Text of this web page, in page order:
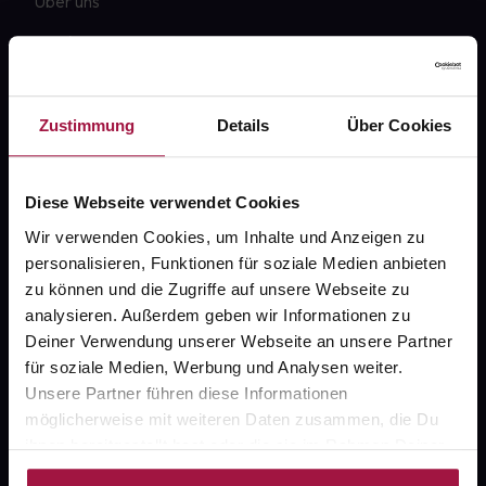
Zustimmung Details Über Cookies
Diese Webseite verwendet Cookies
Wir verwenden Cookies, um Inhalte und Anzeigen zu
personalisieren, Funktionen für soziale Medien anbieten
zu können und die Zugriffe auf unsere Webseite zu
analysieren. Außerdem geben wir Informationen zu
Deiner Verwendung unserer Webseite an unsere Partner
für soziale Medien, Werbung und Analysen weiter.
Unsere Partner führen diese Informationen
möglicherweise mit weiteren Daten zusammen, die Du
ihnen bereitgestellt hast oder die sie im Rahmen Deiner
Nutzung der Dienste gesammelt haben.
Karriere
Barrierefreiheitserklärung
PAYBACK
gesund-versorger.de
Sanitätshäuser
Datenschutz
AGB
Impressum
Unsere Vorteile